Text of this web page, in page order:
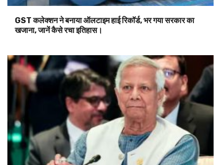
GST कलेक्शन ने बनाया ऑलटाइम हाई रिकॉर्ड, भर गया सरकार का
खजाना, जानें कैसे रचा इतिहास।